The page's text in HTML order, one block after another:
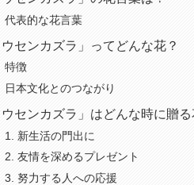
代表的な花言葉
ウセンカズラ」ってどんな花？
特徴
日本文化とのつながり
ウセンカズラ」はどんな時に贈る
1. 新生活の門出に
2. 友情を深めるプレゼント
3. 努力する人への応援